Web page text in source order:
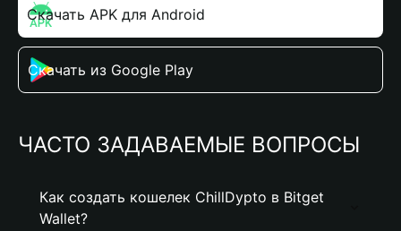
Скачать APK для Android
Скачать из Google Play
ЧАСТО ЗАДАВАЕМЫЕ ВОПРОСЫ
Как создать кошелек ChillDypto в Bitget
Wallet?